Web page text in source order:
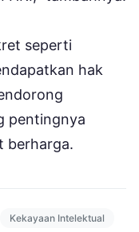
seperti
hak
pentingnya
berharga.
Kekayaan Intelektual